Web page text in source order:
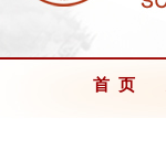
首 页